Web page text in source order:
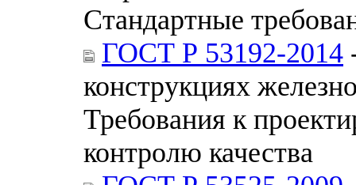
Стандартные
ГОСТ Р 53192-2014
конструкциях
Требования к
контролю качества